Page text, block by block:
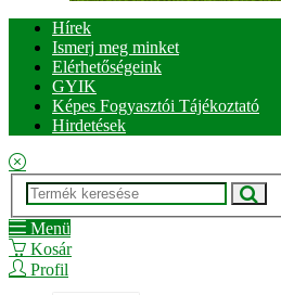
Hírek
Ismerj meg minket
Elérhetőségeink
GYIK
Képes Fogyasztói Tájékoztató
Hirdetések
Menü
Kosár
Profil